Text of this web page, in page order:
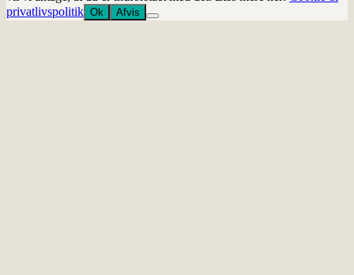
privatlivspolitik Ok Afvis